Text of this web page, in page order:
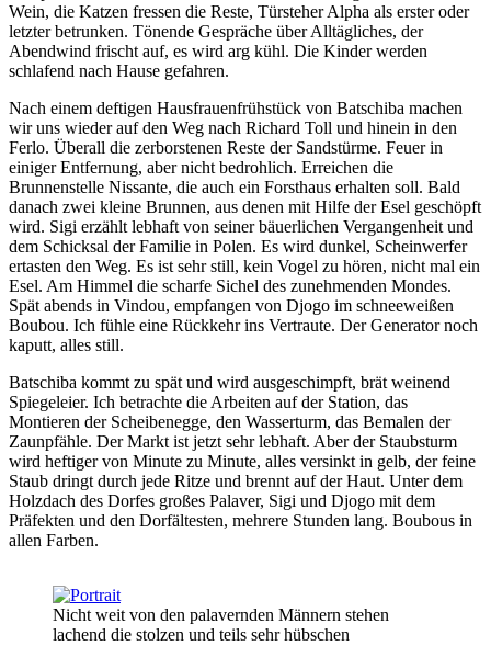
Wein, die Katzen fressen die Reste, Türsteher Alpha als erster oder
letzter betrunken. Tönende Gespräche über Alltägliches, der
Abendwind frischt auf, es wird arg kühl. Die Kinder werden
schlafend nach Hause gefahren.
Nach einem deftigen Hausfrauenfrühstück von Batschiba machen
wir uns wieder auf den Weg nach Richard Toll und hinein in den
Ferlo. Überall die zerborstenen Reste der Sandstürme. Feuer in
einiger Entfernung, aber nicht bedrohlich. Erreichen die
Brunnenstelle Nissante, die auch ein Forsthaus erhalten soll. Bald
danach zwei kleine Brunnen, aus denen mit Hilfe der Esel geschöpft
wird. Sigi erzählt lebhaft von seiner bäuerlichen Vergangenheit und
dem Schicksal der Familie in Polen. Es wird dunkel, Scheinwerfer
ertasten den Weg. Es ist sehr still, kein Vogel zu hören, nicht mal ein
Esel. Am Himmel die scharfe Sichel des zunehmenden Mondes.
Spät abends in Vindou, empfangen von Djogo im schneeweißen
Boubou. Ich fühle eine Rückkehr ins Vertraute. Der Generator noch
kaputt, alles still.
Batschiba kommt zu spät und wird ausgeschimpft, brät weinend
Spiegeleier. Ich betrachte die Arbeiten auf der Station, das
Montieren der Scheibenegge, den Wasserturm, das Bemalen der
Zaunpfähle. Der Markt ist jetzt sehr lebhaft. Aber der Staubsturm
wird heftiger von Minute zu Minute, alles versinkt in gelb, der feine
Staub dringt durch jede Ritze und brennt auf der Haut. Unter dem
Holzdach des Dorfes großes Palaver, Sigi und Djogo mit dem
Präfekten und den Dorfältesten, mehrere Stunden lang. Boubous in
allen Farben.
Nicht weit von den palavernden Männern stehen
lachend die stolzen und teils sehr hübschen